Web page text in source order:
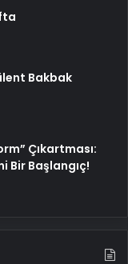
Bakbak
Çıkartması:
Bir Başlangıç!